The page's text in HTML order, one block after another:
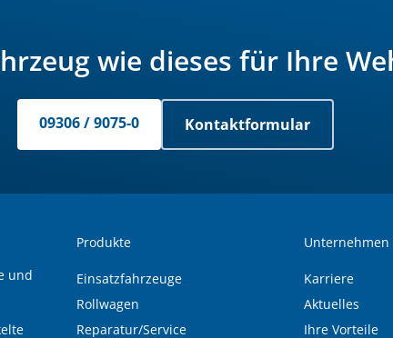
wie dieses für Ihre
09306 / 9075-0 Kontaktformular
und
Produkte
Einsatzfahrzeuge
Rollwagen
Reparatur/Service
Unternehmen
Karriere
Aktuelles
Ihre Vorteile